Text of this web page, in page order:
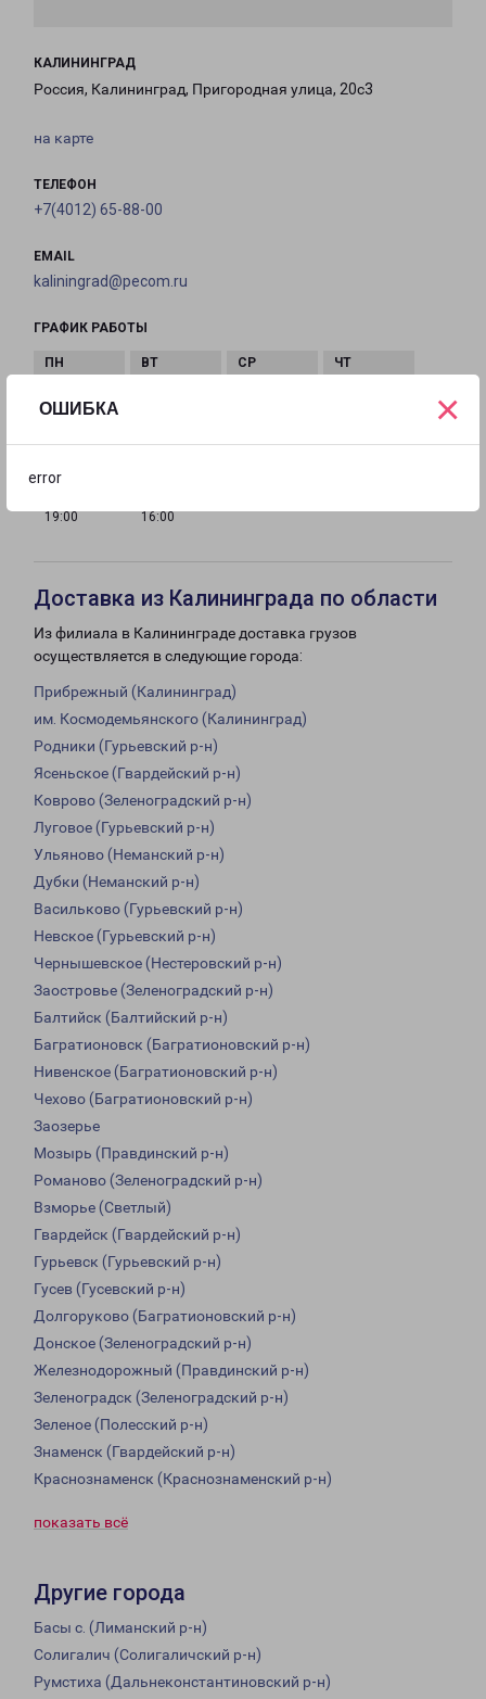
ОШИБКА
error
×
КАЛИНИНГРАД
Россия, Калининград, Пригородная улица, 20с3
на карте
ТЕЛЕФОН
+7(4012) 65-88-00
EMAIL
kaliningrad@pecom.ru
ГРАФИК РАБОТЫ
с 08:00 до
19:00
16:00
Доставка из Калининграда по области
Из филиала в Калининграде доставка грузов
осуществляется в следующие города:
Прибрежный (Калининград)
им. Космодемьянского (Калининград)
Родники (Гурьевский р-н)
Ясеньское (Гвардейский р-н)
Коврово (Зеленоградский р-н)
Луговое (Гурьевский р-н)
Ульяново (Неманский р-н)
Дубки (Неманский р-н)
Васильково (Гурьевский р-н)
Невское (Гурьевский р-н)
Чернышевское (Нестеровский р-н)
Заостровье (Зеленоградский р-н)
Балтийск (Балтийский р-н)
Багратионовск (Багратионовский р-н)
Нивенское (Багратионовский р-н)
Чехово (Багратионовский р-н)
Заозерье
Мозырь (Правдинский р-н)
Романово (Зеленоградский р-н)
Взморье (Светлый)
Гвардейск (Гвардейский р-н)
Гурьевск (Гурьевский р-н)
Гусев (Гусевский р-н)
Долгоруково (Багратионовский р-н)
Донское (Зеленоградский р-н)
Железнодорожный (Правдинский р-н)
Зеленоградск (Зеленоградский р-н)
Зеленое (Полесский р-н)
Знаменск (Гвардейский р-н)
Краснознаменск (Краснознаменский р-н)
показать всё
Другие города
Басы с. (Лиманский р-н)
Солигалич (Солигаличский р-н)
Румстиха (Дальнеконстантиновский р-н)